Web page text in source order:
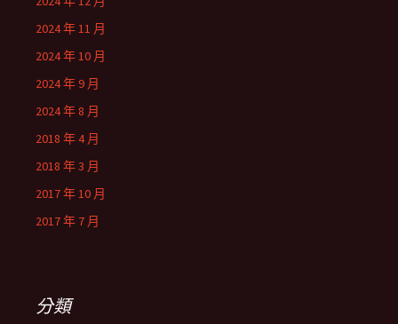
2024 年 11 月
2024 年 10 月
2024 年 9 月
2024 年 8 月
2018 年 4 月
2018 年 3 月
2017 年 10 月
2017 年 7 月
分類